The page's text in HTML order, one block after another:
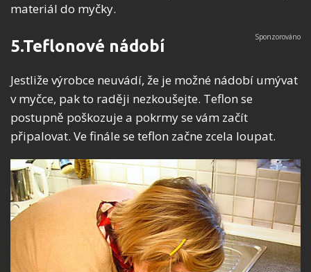
materiál do myčky.
5.Teflonové nádobí
Jestliže výrobce neuvádí, že je možné nádobí umývat
v myčce, pak to raději nezkoušejte. Teflon se
postupně poškozuje a pokrmy se vám začít
připalovat. Ve finále se teflon začne zcela loupat.